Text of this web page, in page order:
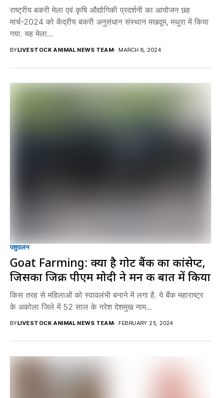
राष्ट्रीय बकरी मेला एवं कृषि औद्योगिकी प्रदर्शनी का आयोजन छह
मार्च-2024 को केंद्रीय बकरी अनुसंधान संस्थान मखदूम, मथुरा में किया
गया. यह मेला...
BYLIVESTOCK ANIMAL NEWS TEAM MARCH 8, 2024
पशुपालन
Goat Farming: क्या है गोट बैंक का कांसेप्ट,
जिसका जिक्र पीएम मोदी ने मन की बात में किया
किस तरह से महिलाओं को स्वावलंभी बनाने में लगा है. ये बैंक महाराष्ट्र
के अकोला जिले में 52 साल के नरेश देशमुख नाम...
BYLIVESTOCK ANIMAL NEWS TEAM FEBRUARY 25, 2024